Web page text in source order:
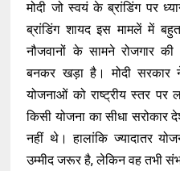
मोदी जो स्वयं के ब्रांडिंग पर
ब्रांडिंग शायद इस मामलें में
नौजवानों के सामने रोजगार
बनकर खड़ा है। मोदी सरकार
योजनाओं को राष्ट्रीय स्तर
किसी योजना का सीधा सरोकार
नहीं थे। हालांकि ज्यादातर
उम्मीद जरूर है, लेकिन वह तभी